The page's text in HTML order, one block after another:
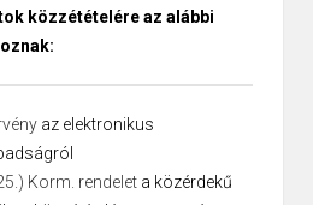
közzétételére az alábbi
az elektronikus
Korm. rendelet a közérdekű